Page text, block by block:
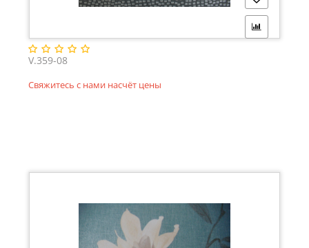
V.359-08
Свяжитесь с нами насчёт цены